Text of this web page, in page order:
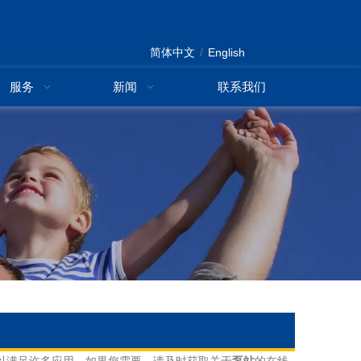
简体中文 / English
服务 新闻 联系我们